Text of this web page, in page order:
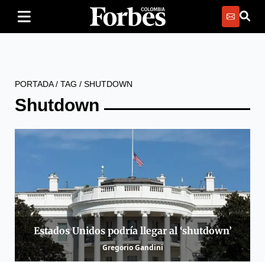
PORTADA/ TAG / SHUTDOWN
Shutdown
Estados Unidos podría llegar al ‘shutdown’
Gregorio Gandini